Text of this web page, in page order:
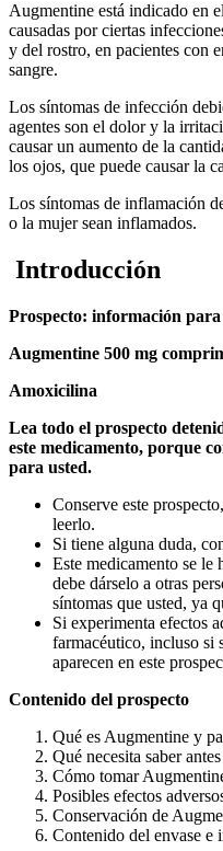
Augmentine está indicado en
causadas por ciertas
y del rostro, en pacientes con
sangre.
Los síntomas de infección
agentes son el dolor y la
causar un aumento de la
los ojos, que puede causar la
Los síntomas de inflamación
o la mujer sean inflamados.
Introducción
Prospecto: información para
Augmentine 500 mg
Amoxicilina
Lea todo el prospecto
este medicamento, porque
para usted.
Conserve este
leerlo.
Si tiene alguna duda,
Este medicamento se le
debe dárselo a otras
síntomas que usted, ya
Si experimenta efectos
farmacéutico, incluso si
aparecen en este
Contenido del prospecto
Qué es Augmentine y
Qué necesita saber
Cómo tomar
Posibles efectos
Conservación de
Contenido del envase e